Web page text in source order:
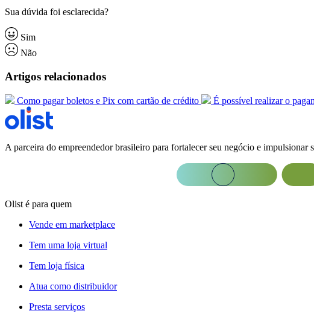
Sua dúvida foi esclarecida?
Sim
Não
Artigos relacionados
Como pagar boletos e Pix com cartão de crédito É possível realizar o
A parceira do empreendedor brasileiro para fortalecer seu negócio e impulsionar
Olist é para quem
Vende em marketplace
Tem uma loja virtual
Tem loja física
Atua como distribuidor
Presta serviços